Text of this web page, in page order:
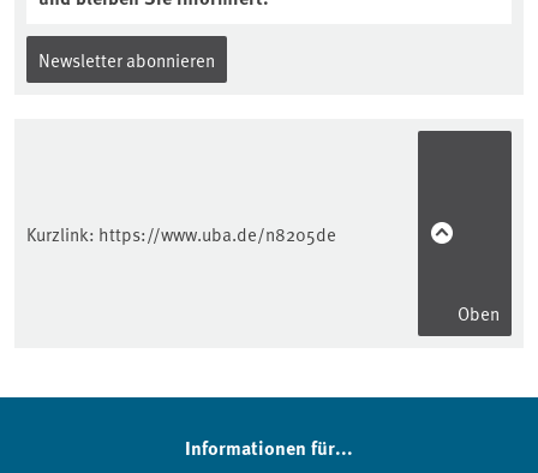
Newsletter abonnieren
Kurzlink: https://www.uba.de/n8205de
Oben
Informationen für...